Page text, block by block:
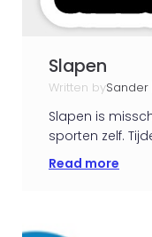
Slapen
Written bySander
Slapen is
sporten zelf.
Read more